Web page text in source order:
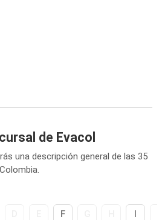
de Evacol
una descripción general de las 35
F I